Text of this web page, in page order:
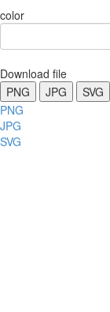
color
Download file
PNG
JPG
SVG
PNG
JPG
SVG